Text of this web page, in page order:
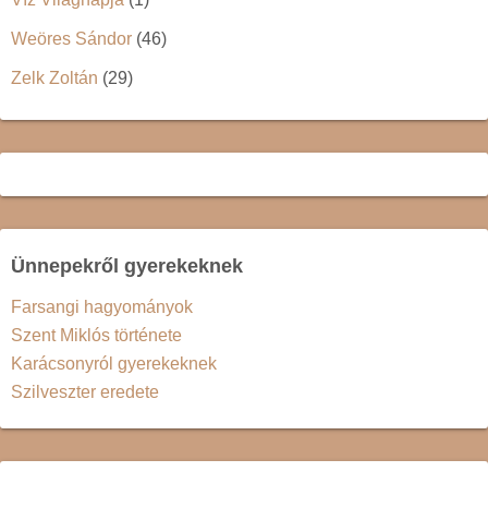
Weöres Sándor (46)
Zelk Zoltán (29)
Ünnepekről gyerekeknek
Farsangi hagyományok
Szent Miklós története
Karácsonyról gyerekeknek
Szilveszter eredete